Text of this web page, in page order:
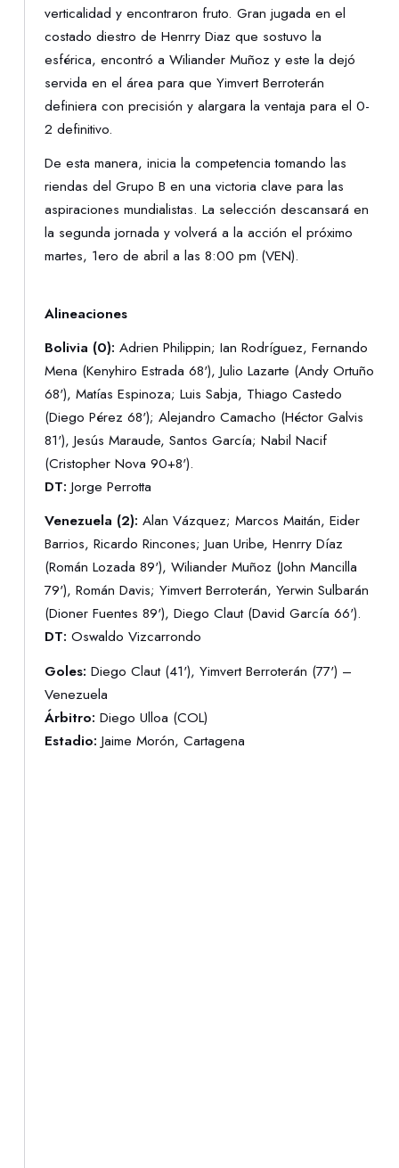
verticalidad y encontraron fruto. Gran jugada en el
costado diestro de Henrry Diaz que sostuvo la
esférica, encontró a Wiliander Muñoz y este la dejó
servida en el área para que Yimvert Berroterán
definiera con precisión y alargara la ventaja para el 0-
2 definitivo.
De esta manera, inicia la competencia tomando las
riendas del Grupo B en una victoria clave para las
aspiraciones mundialistas. La selección descansará en
la segunda jornada y volverá a la acción el próximo
martes, 1ero de abril a las 8:00 pm (VEN).
Alineaciones
Bolivia (0): Adrien Philippin; Ian Rodríguez, Fernando
Mena (Kenyhiro Estrada 68'), Julio Lazarte (Andy Ortuño
68'), Matías Espinoza; Luis Sabja, Thiago Castedo
(Diego Pérez 68'); Alejandro Camacho (Héctor Galvis
81'), Jesús Maraude, Santos García; Nabil Nacif
(Cristopher Nova 90+8').
DT: Jorge Perrotta
Venezuela (2): Alan Vázquez; Marcos Maitán, Eider
Barrios, Ricardo Rincones; Juan Uribe, Henrry Díaz
(Román Lozada 89'), Wiliander Muñoz (John Mancilla
79'), Román Davis; Yimvert Berroterán, Yerwin Sulbarán
(Dioner Fuentes 89'), Diego Claut (David García 66').
DT: Oswaldo Vizcarrondo
Goles: Diego Claut (41'), Yimvert Berroterán (77') –
Venezuela
Árbitro: Diego Ulloa (COL)
Estadio: Jaime Morón, Cartagena